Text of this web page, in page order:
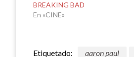
BREAKING BAD
En «CINE»
Etiquetado: aaron paul